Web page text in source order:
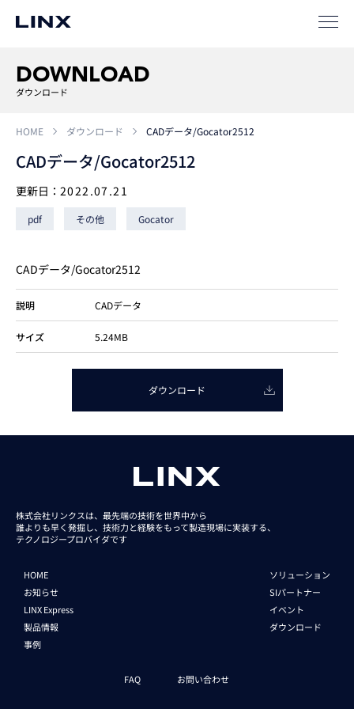
事例
SIパートナー
サポート
企業情報 EN
採用
DOWNLOAD
ダウンロード
HOME ダウンロード CADデータ/Gocator2512
CADデータ/Gocator2512
更新日： 2022.07.21
pdf その他 Gocator
CADデータ/Gocator2512
説明 CADデータ
サイズ 5.24MB
ダウンロード
株式会社リンクスは、最先端の技術を世界中から
誰よりも早く発掘し、技術力と経験をもって製造現場に実装する、
テクノロジープロバイダです
HOME
お知らせ
LINX Express
製品情報
事例
ソリューション
SIパートナー
イベント
ダウンロード
FAQ お問い合わせ